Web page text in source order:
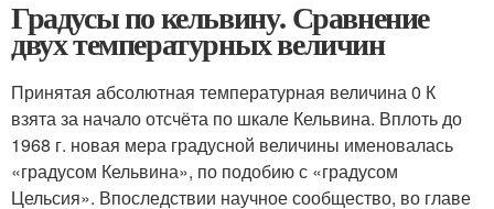
Градусы по кельвину. Сравнение
двух температурных величин
Принятая абсолютная температурная величина 0 К
взята за начало отсчёта по шкале Кельвина. Вплоть до
1968 г. новая мера градусной величины именовалась
«градусом Кельвина», по подобию с «градусом
Цельсия». Впоследствии научное сообщество, во главе